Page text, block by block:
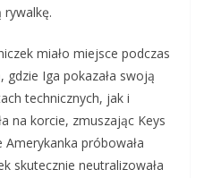
miało miejsce podczas
Iga pokazała swoją
technicznych, jak i
na korcie, zmuszając Keys
Amerykanka próbowała
skutecznie neutralizowała